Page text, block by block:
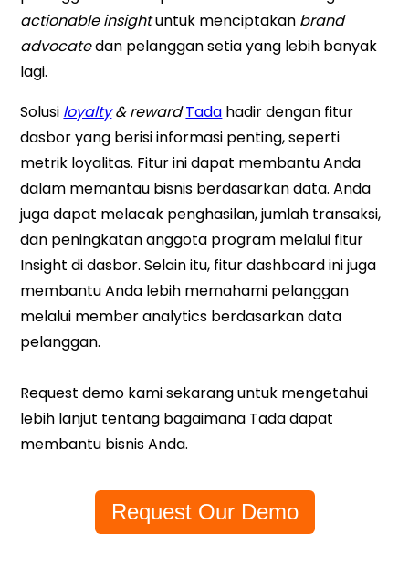
actionable insightuntuk menciptakan brand
advocatedan pelanggan setia yang lebih banyak
lagi.
Solusi loyalty& rewardTada hadir dengan fitur
dasbor yang berisi informasi penting, seperti
metrik loyalitas. Fitur ini dapat membantu Anda
dalam memantau bisnis berdasarkan data. Anda
juga dapat melacak penghasilan, jumlah transaksi,
dan peningkatan anggota program melalui fitur
Insight di dasbor. Selain itu, fitur dashboard ini juga
membantu Anda lebih memahami pelanggan
melalui member analytics berdasarkan data
pelanggan.
Request demo kami sekarang untuk mengetahui
lebih lanjut tentang bagaimana Tada dapat
membantu bisnis Anda.
Request Our Demo